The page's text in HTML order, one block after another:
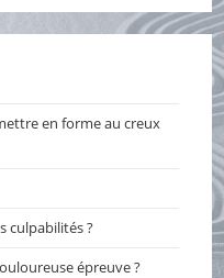
close
panel.
en forme au creux
culpabilités ?
épreuve ?